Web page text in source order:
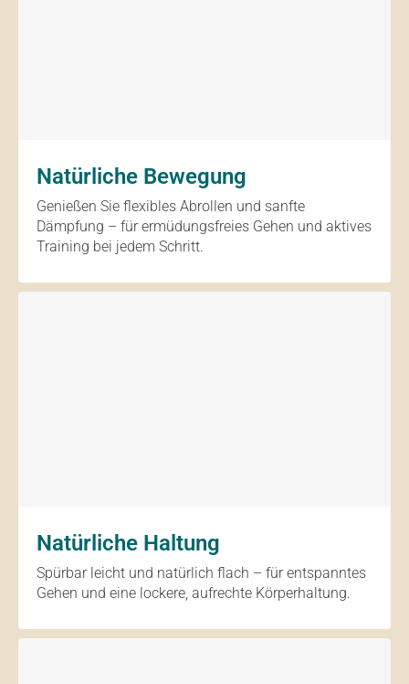
Natürliche Bewegung
Genießen Sie flexibles Abrollen und sanfte
Dämpfung – für ermüdungsfreies Gehen und aktives
Training bei jedem Schritt.
Natürliche Haltung
Spürbar leicht und natürlich flach – für entspanntes
Gehen und eine lockere, aufrechte Körperhaltung.